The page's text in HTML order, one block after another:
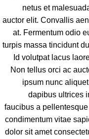
netus et
auctor elit. Convallis
at. Fermentum odio
turpis massa tincidunt
Id volutpat lacus
Non tellus orci ac
ipsum nunc
dapibus ultrices
faucibus a
condimentum vitae
dolor sit amet